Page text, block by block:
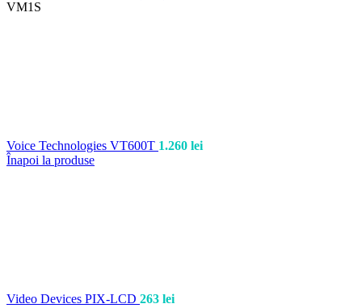
VM1S
Voice Technologies VT600T 1.260 lei
Înapoi la produse
Video Devices PIX-LCD 263 lei